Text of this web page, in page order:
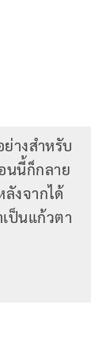
างสำหรับ
นนี้ก็กลาย
งจากได้
ป็นแก้วตา